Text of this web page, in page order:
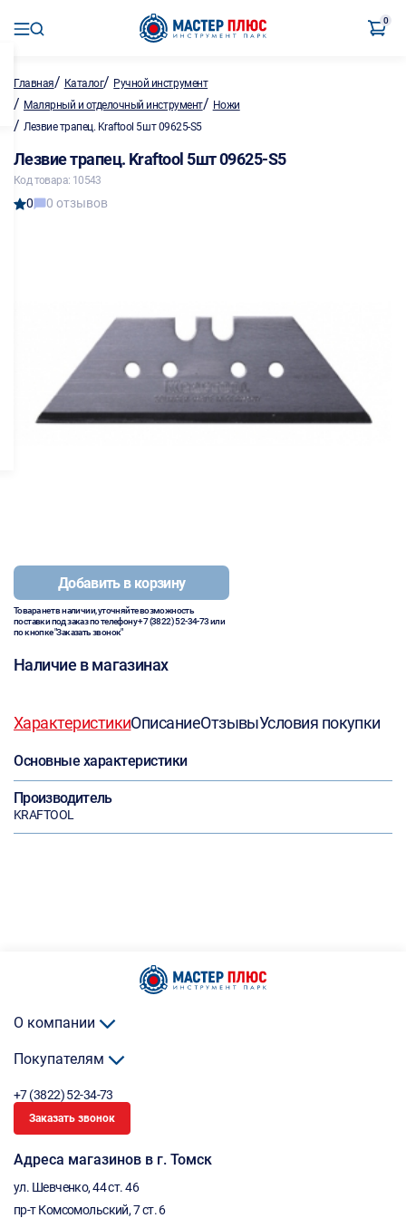
0
Главная/ Каталог/ Ручной инструмент
/ Малярный и отделочный инструмент/ Ножи
/ Лезвие трапец. Kraftool 5шт 09625-S5
Лезвие трапец. Kraftool 5шт 09625-S5
Код товара: 10543
0 0 отзывов
Добавить в корзину
Товара нет в наличии, уточняйте возможность
поставки под заказ по телефону+7 (3822) 52-34-73или
по кнопке "Заказать звонок"
Наличие в магазинах
ХарактеристикиОписаниеОтзывыУсловия покупки
Основные характеристики
Производитель
KRAFTOOL
О компании
Покупателям
+7 (3822) 52-34-73
Заказать звонок
Адреса магазинов в г. Томск
ул. Шевченко, 44 ст. 46
пр-т Комсомольский, 7 ст. 6